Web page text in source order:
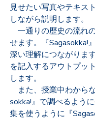
見せたい写真やテキス
しながら説明します。
一通りの歴史の流れ
せます。『Sagasokka!
深い理解につながりま
を記入するアウトプッ
します。
また、授業中わから
sokka!』で調べるよう
集を使うように『